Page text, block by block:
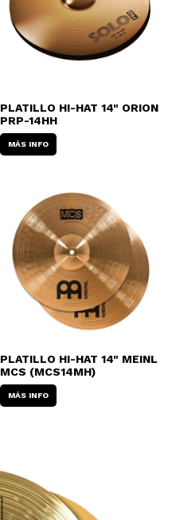
PLATILLO HI-HAT 14" ORION
PRP-14HH
MÁS INFO
PLATILLO HI-HAT 14" MEINL
MCS (MCS14MH)
MÁS INFO